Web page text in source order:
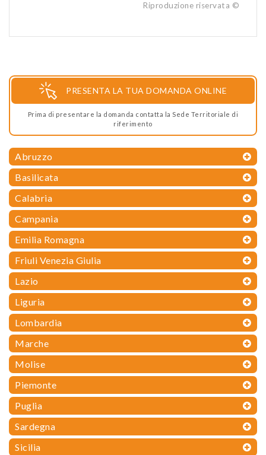
Riproduzione riservata ©
PRESENTA LA TUA DOMANDA ONLINE
Prima di presentare la domanda contatta la Sede Territoriale di
riferimento
Abruzzo
Basilicata
Calabria
Campania
Emilia Romagna
Friuli Venezia Giulia
Lazio
Liguria
Lombardia
Marche
Molise
Piemonte
Puglia
Sardegna
Sicilia